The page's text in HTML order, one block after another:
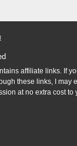
affiliate links. If
these links, I may
at no extra cost to